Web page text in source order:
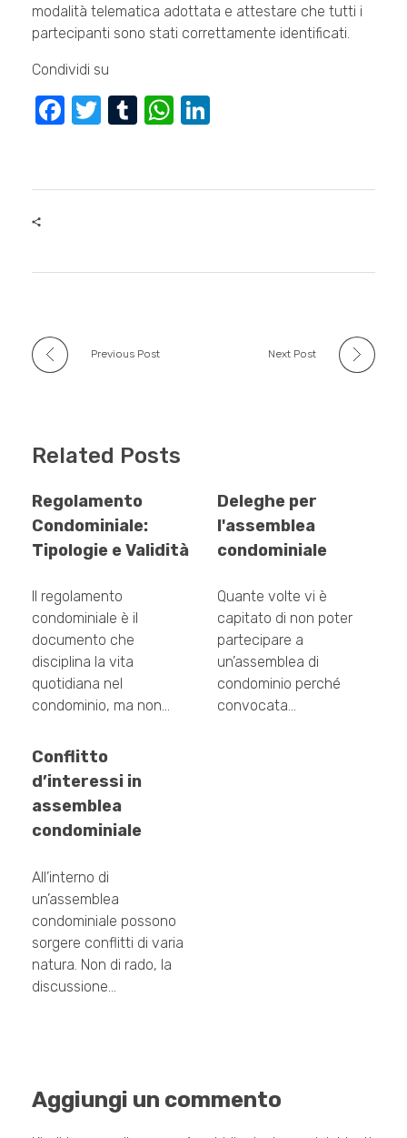
modalità telematica adottata e attestare che tutti i
partecipanti sono stati correttamente identificati.
Condividi su
F
e
o
T
er
T
bl
W
s
p
e
Previous Post Next Post
Related Posts
Regolamento
Condominiale:
Tipologie e Validità
Il regolamento
condominiale è il
documento che
disciplina la vita
quotidiana nel
condominio, ma non…
Deleghe per
l'assemblea
condominiale
Quante volte vi è
capitato di non poter
partecipare a
un’assemblea di
condominio perché
convocata…
Conflitto
d’interessi in
assemblea
condominiale
All’interno di
un’assemblea
condominiale possono
sorgere conflitti di varia
natura. Non di rado, la
discussione…
Aggiungi un commento